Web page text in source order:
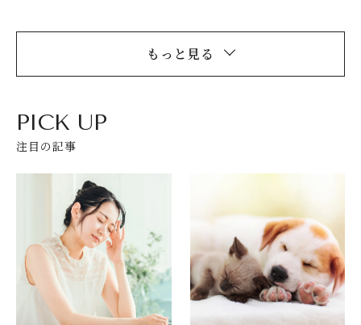
もっと見る
PICK UP
注目の記事